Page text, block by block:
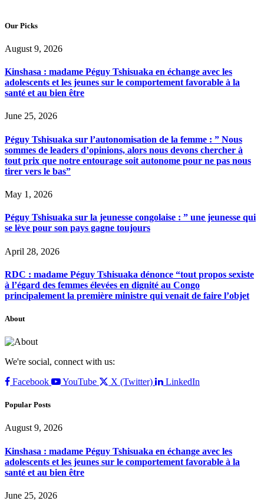
Our Picks
August 9, 2026
Kinshasa : madame Péguy Tshisuaka en échange avec les
adolescents et les jeunes sur le comportement favorable à la
santé et au bien être
June 25, 2026
Péguy Tshisuaka sur l’autonomisation de la femme : ” Nous
sommes de leaders d’opinions, alors nous devons chercher à
tout prix que notre entourage soit autonome pour ne pas nous
tirer vers le bas”
May 1, 2026
Péguy Tshisuaka sur la jeunesse congolaise : ” une jeunesse qui
se lève pour son pays gagne toujours
April 28, 2026
RDC : madame Péguy Tshisuaka dénonce “tout propos sexiste
à l’égard des femmes élevées en dignité au Congo
principalement la première ministre qui venait de faire l’objet
About
We're social, connect with us:
Facebook
YouTube X (Twitter) LinkedIn
Popular Posts
August 9, 2026
Kinshasa : madame Péguy Tshisuaka en échange avec les
adolescents et les jeunes sur le comportement favorable à la
santé et au bien être
June 25, 2026